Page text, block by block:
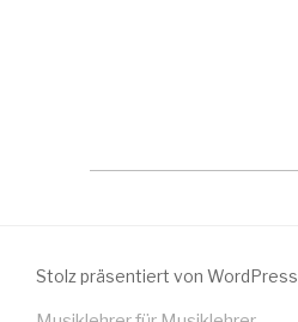
Stolz präsentiert von WordPress